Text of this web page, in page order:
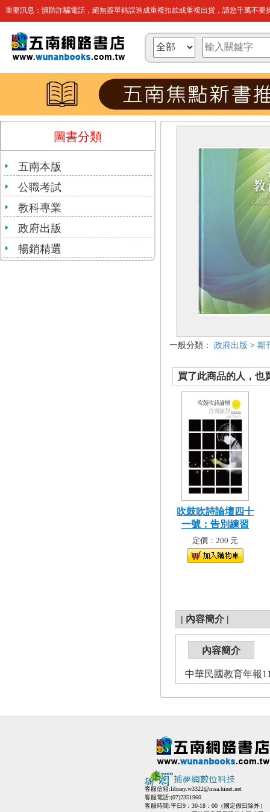
重要訊息：慎防詐騙電話，絕無簽單錯誤造成重複扣款或重複出貨，請您千萬不要
圖書分類
五南本版
公職考試
教科專業
政府出版
暢銷精選
一般分類： 政府出版 > 期
買了此商品的人，也
吹鼓吹詩論壇四十
一號：告別練習
定價：200 元
| 內容簡介 |
內容簡介
中華民國教育年報
客服信箱:library.w3322@msa.hinet.net
客服電話:(07)2351960
客服時間:平日9：30-18：00（國定假日除外）